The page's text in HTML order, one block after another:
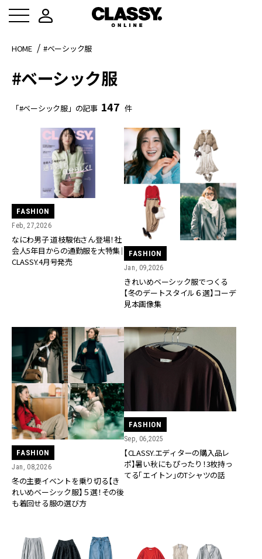
HOME #ベーシック服
#ベーシック服
「#ベーシック服」の記事 147 件
FASHION
Feb, 27,2026
なにわ男子 道枝駿佑さん登場！社
会人5年目からの通勤服を大特集｜
CLASSY.4月号発売
FASHION
Jan, 09,2026
きれいめベーシック服でつくる
【冬のデートスタイル６選】コーデ
見本画像集
FASHION
Jan, 08,2026
冬の主要イベントを乗り切る【き
れいめベーシック服】５選！その後
も着回せる服の選び方
FASHION
Sep, 06,2025
【CLASSY.エディターの購入品レ
ポ】暑い秋にもぴったり！3枚持っ
てる「エイトン」のTシャツの話